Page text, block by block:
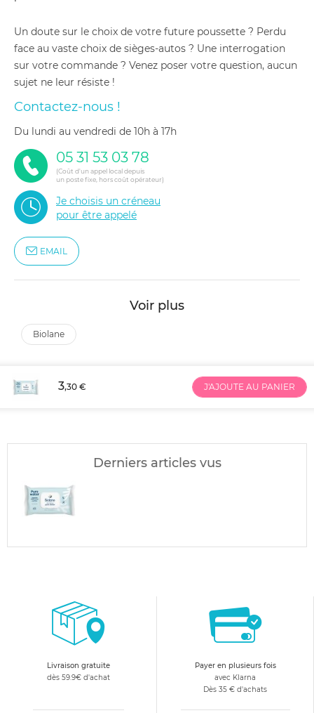
Un doute sur le choix de votre future poussette ? Perdu
face au vaste choix de sièges-autos ? Une interrogation
sur votre commande ? Venez poser votre question, aucun
sujet ne leur résiste !
Contactez-nous !
du lundi au vendredi de 10h à 17h
05 31 53 03 78
(Coût d'un appel local depuis
un poste fixe, hors coût opérateur)
Je choisis un créneau
pour être appelé
EMAIL
Voir plus
biolane
3,30 € J'AJOUTE AU PANIER
Derniers articles vus
Livraison gratuite
dès 59.9€ d'achat
Payer en plusieurs fois
avec Klarna
Dès 35 € d'achats